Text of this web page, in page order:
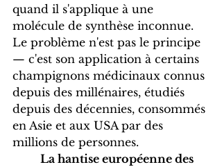
quand il s'applique à une
molécule de synthèse inconnue.
Le problème n'est pas le principe
— c'est son application à certains
champignons médicinaux connus
depuis des millénaires, étudiés
depuis des décennies, consommés
en Asie et aux USA par des
millions de personnes.
La hantise européenne des